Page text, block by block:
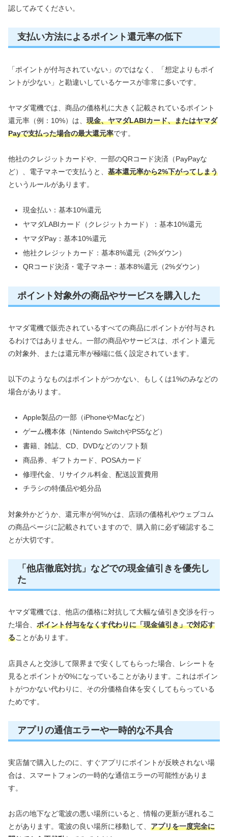
認してみてください。
支払い方法によるポイント還元率の低下
「ポイントが付与されていない」のではなく、「想定よりもポイ
ントが少ない」と勘違いしているケースが非常に多いです。
ヤマダ電機では、商品の価格札に大きく記載されているポイント
還元率（例：10%）は、 現金、ヤマダLABIカード、またはヤマダ
Payで支払った場合の最大還元率です。
他社のクレジットカードや、一部のQRコード決済（PayPayな
ど）、電子マネーで支払うと、 基本還元率から2%下がってしまう
というルールがあります。
現金払い：基本10%還元
ヤマダLABIカード（クレジットカード）：基本10%還元
ヤマダPay：基本10%還元
他社クレジットカード：基本8%還元（2%ダウン）
QRコード決済・電子マネー：基本8%還元（2%ダウン）
ポイント対象外の商品やサービスを購入した
ヤマダ電機で販売されているすべての商品にポイントが付与され
るわけではありません。一部の商品やサービスは、ポイント還元
の対象外、または還元率が極端に低く設定されています。
以下のようなものはポイントがつかない、もしくは1%のみなどの
場合があります。
Apple製品の一部（iPhoneやMacなど）
ゲーム機本体（Nintendo SwitchやPS5など）
書籍、雑誌、CD、DVDなどのソフト類
商品券、ギフトカード、POSAカード
修理代金、リサイクル料金、配送設置費用
チラシの特価品や処分品
対象外かどうか、還元率が何%かは、店頭の価格札やウェブコム
の商品ページに記載されていますので、購入前に必ず確認するこ
とが大切です。
「他店徹底対抗」などでの現金値引きを優先し
た
ヤマダ電機では、他店の価格に対抗して大幅な値引き交渉を行っ
た場合、 ポイント付与をなくす代わりに「現金値引き」で対応す
ることがあります。
店員さんと交渉して限界まで安くしてもらった場合、レシートを
見るとポイントが0%になっていることがあります。これはポイン
トがつかない代わりに、その分価格自体を安くしてもらっている
ためです。
アプリの通信エラーや一時的な不具合
実店舗で購入したのに、すぐアプリにポイントが反映されない場
合は、スマートフォンの一時的な通信エラーの可能性がありま
す。
お店の地下など電波の悪い場所にいると、情報の更新が遅れるこ
とがあります。電波の良い場所に移動して、 アプリを一度完全に